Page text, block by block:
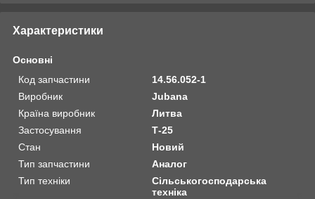
Характеристики
Основні
Код запчастини
14.56.052-1
Виробник
Jubana
Країна виробник
Литва
Застосування
Т-25
Стан
Новий
Тип запчастини
Аналог
Тип техніки
Сільськогосподарська
техніка